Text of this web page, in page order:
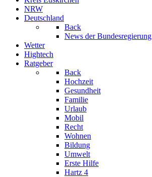
NRW
Deutschland
Back
News der Bundesregierung
Wetter
Hightech
Ratgeber
Back
Hochzeit
Gesundheit
Familie
Urlaub
Mobil
Recht
Wohnen
Bildung
Umwelt
Erste Hilfe
Hartz 4